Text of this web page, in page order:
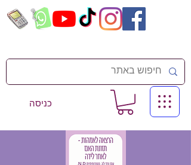
כניסה